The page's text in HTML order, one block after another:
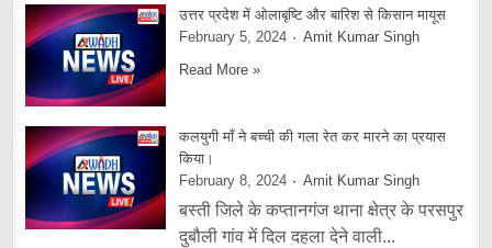
उत्तर प्रदेश में ओलाबृष्टि और बारिश से किसान मायूस
February 5, 2024
Amit Kumar Singh
Read More »
कलयुगी माँ ने बच्ची की गला रेत कर मारने का प्रयास
किया।
February 8, 2024
Amit Kumar Singh
बस्ती जिले के कप्तानगंज थाना क्षेत्र के परसपुर
दुबौली गांव में दिल दहला देने वाली...